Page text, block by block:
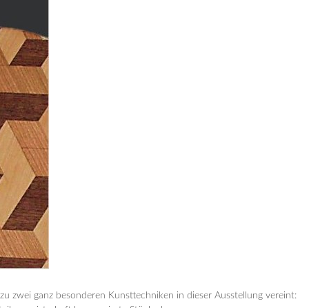
zwei ganz besonderen Kunsttechniken in dieser Ausstellung vereint: